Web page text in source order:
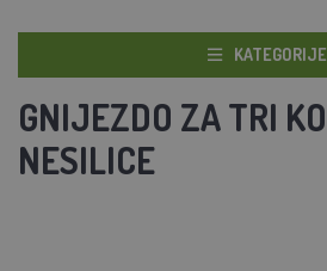
KATEGORIJE
GNIJEZDO ZA TRI
NESILICE